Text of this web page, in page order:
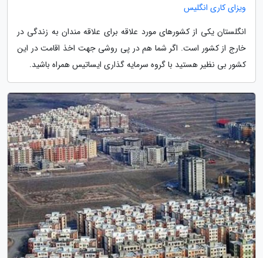
ویزای کاری انگلیس
انگلستان یکی از کشورهای مورد علاقه برای علاقه مندان به زندگی در
خارج از کشور است. اگر شما هم در پی روشی جهت اخذ اقامت در این
کشور بی نظیر هستید با گروه سرمایه گذاری ایساتیس همراه باشید.